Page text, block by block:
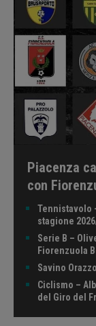
Piacenza
con
Tennistavolo
stagione
Serie B –
Fiorenzuola
Savino
Ciclismo –
del Giro del